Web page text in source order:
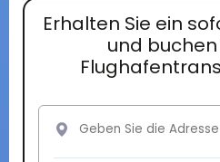
Erhalten Sie ein
und buchen